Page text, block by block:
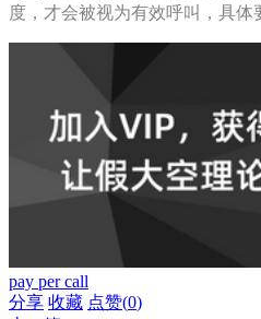
度，才会被视为有效呼叫，具体
pay per call
分享 收藏 点赞(0)